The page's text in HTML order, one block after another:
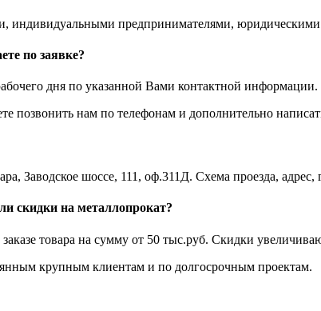
индивидуальными предпринимателями,
по заявке?
дня по указанной Вами контактной информации.
позвонить нам по телефонам и дополнительно
Заводское шоссе, 111, оф.311Д. Схема проезда, адрес,
скидки на металлопрокат?
товара на сумму от 50 тыс.руб. Скидки
крупным клиентам и по долгосрочным проектам.